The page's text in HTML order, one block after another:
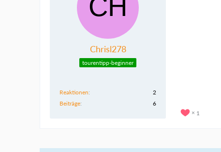
Chrisl278
tourentipp-beginner
Reaktionen
2
Beiträge
6
1